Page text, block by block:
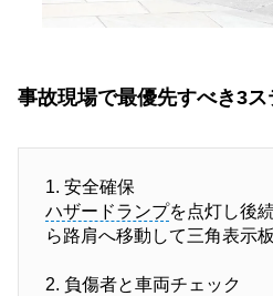
事故現場で最優先すべき3ス
1. 安全確保
ハザードランプを点灯し後
ら路肩へ移動して三角表示
2. 負傷者と車両チェック